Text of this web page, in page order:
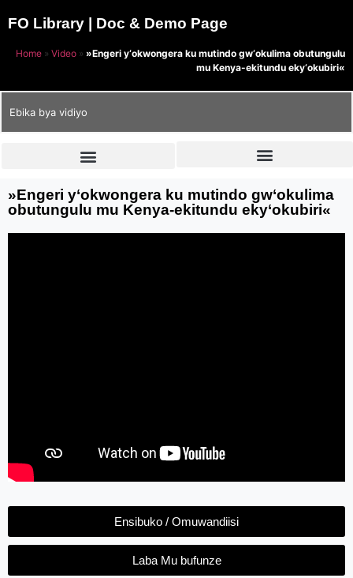
FO Library | Doc & Demo Page
Home » Video » »Engeri y‘okwongera ku mutindo gw‘okulima obutungulu
mu Kenya-ekitundu eky‘okubiri«
Ebika bya vidiyo
»Engeri y‘okwongera ku mutindo gw‘okulima
obutungulu mu Kenya-ekitundu eky‘okubiri«
Ensibuko / Omuwandiisi
Laba Mu bufunze